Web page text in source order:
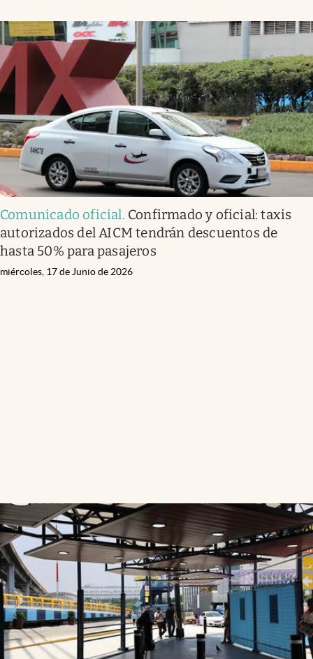
Comunicado oficial. Confirmado y oficial: taxis
autorizados del AICM tendrán descuentos de
hasta 50% para pasajeros
miércoles, 17 de Junio de 2026